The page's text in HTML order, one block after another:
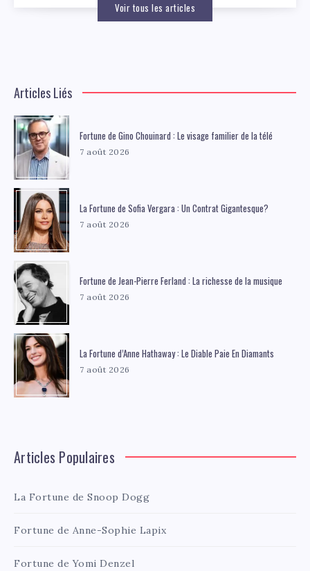
Voir tous les articles
Articles Liés
Fortune de Gino Chouinard : Le visage familier de la télé
7 août 2026
La Fortune de Sofia Vergara : Un Contrat Gigantesque?
7 août 2026
Fortune de Jean-Pierre Ferland : La richesse de la musique
7 août 2026
La Fortune d’Anne Hathaway : Le Diable Paie En Diamants
7 août 2026
Articles Populaires
La Fortune de Snoop Dogg
Fortune de Anne-Sophie Lapix
Fortune de Yomi Denzel